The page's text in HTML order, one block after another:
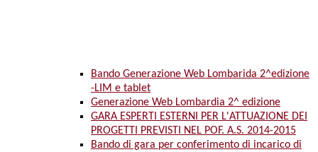
Bando Generazione Web Lombarida 2^edizione
-LIM e tablet
Generazione Web Lombardia 2^ edizione
GARA ESPERTI ESTERNI PER L'ATTUAZIONE DEI
PROGETTI PREVISTI NEL POF. A.S. 2014-2015
Bando di gara per conferimento di incarico di